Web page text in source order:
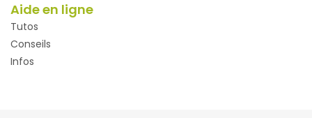
Aide en ligne
Tutos
Conseils
Infos